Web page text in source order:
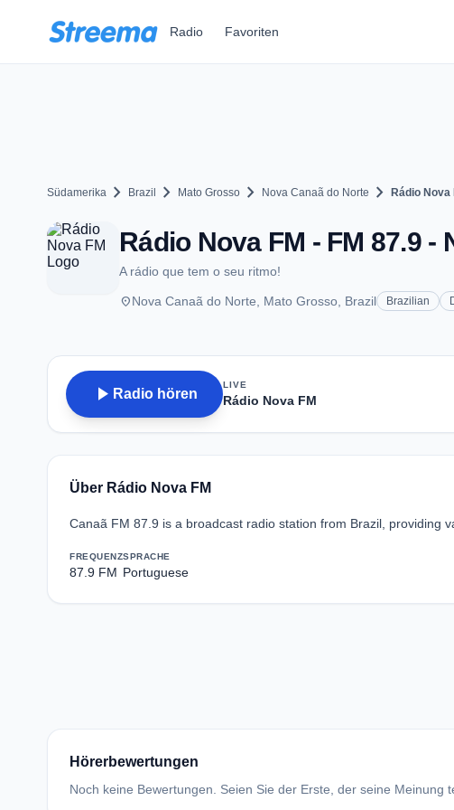
Radio Favoriten
Südamerika chevron_right Brazil chevron_right Mato Grosso chevron_right Nova Canaã do Norte chevron_right Rádio Nova
Rádio Nova FM - FM 87.9 -
A rádio que tem o seu ritmo!
placeNova Canaã do Norte, Mato Grosso, Brazil Brazilian
play_arrow Radio hören
LIVE
Rádio Nova FM
Über Rádio Nova FM
Canaã FM 87.9 is a broadcast radio station from Brazil, providing
FREQUENZ
87.9 FM
SPRACHE
Portuguese
Hörerbewertungen
Noch keine Bewertungen. Seien Sie der Erste, der seine Meinung